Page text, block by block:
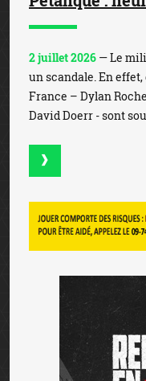
2 juillet 2026 — Le
un scandale. En
France – Dylan
David Doerr - sont